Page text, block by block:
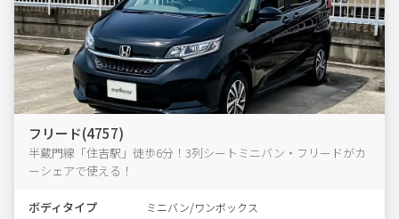
フリード(4757)
半蔵門線「住吉駅」徒歩6分！3列シートミニバン・フリードがカ
ーシェアで使える！
ボディタイプ ミニバン/ワンボックス